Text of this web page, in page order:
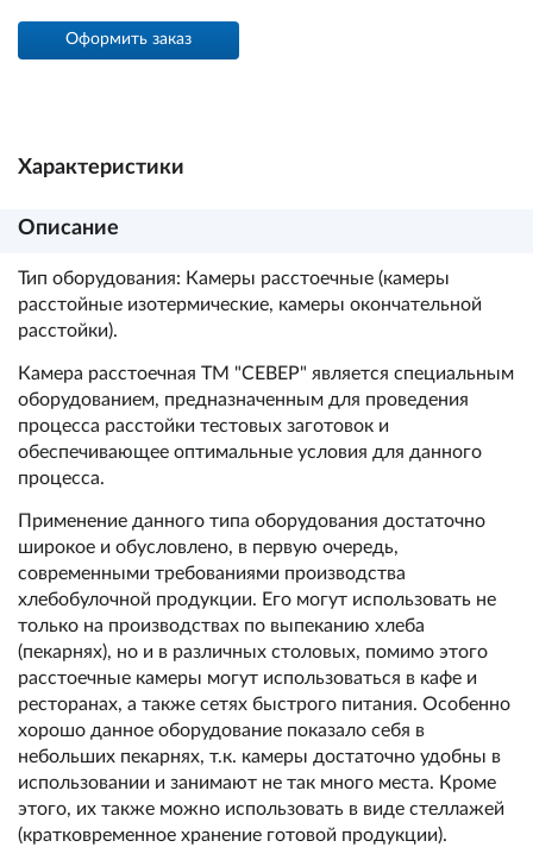
Оформить заказ
Характеристики
Описание
Тип оборудования: Камеры расстоечные (камеры
расстойные изотермические, камеры окончательной
расстойки).
Камера расстоечная ТМ "СЕВЕР" является специальным
оборудованием, предназначенным для проведения
процесса расстойки тестовых заготовок и
обеспечивающее оптимальные условия для данного
процесса.
Применение данного типа оборудования достаточно
широкое и обусловлено, в первую очередь,
современными требованиями производства
хлебобулочной продукции. Его могут использовать не
только на производствах по выпеканию хлеба
(пекарнях), но и в различных столовых, помимо этого
расстоечные камеры могут использоваться в кафе и
ресторанах, а также сетях быстрого питания. Особенно
хорошо данное оборудование показало себя в
небольших пекарнях, т.к. камеры достаточно удобны в
использовании и занимают не так много места. Кроме
этого, их также можно использовать в виде стеллажей
(кратковременное хранение готовой продукции).